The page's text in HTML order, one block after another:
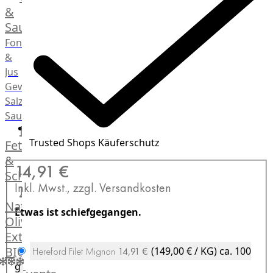
Desserts
&
Saucen
Fonds
&
Jus
Gewürze
Salz
Saucen
Butter,
Fett
&
Schmalz
ItalianBar
Natives
Olivenöl
Extra
BIO
Veggie
View larger image
View larger image
Trusted Shops Käuferschutz
14,91 €
Inkl. Mwst., zzgl. Versandkosten
Etwas ist schiefgegangen.
Hereford Filet Mignon 14,91 € (149,00 € / KG)ca. 100
g